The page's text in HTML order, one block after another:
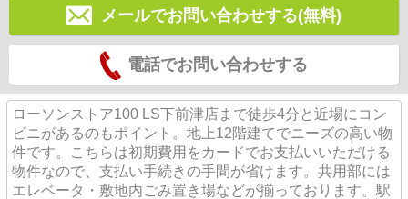
メールでお問い合わせする(無料)
電話でお問い合わせする
ローソンストア100 LS下前津店まで徒歩4分と近場にコン
ビニがあるのもポイント。地上12階建てでニーズの高い物
件です。こちらは初期費用をカードでお支払いいただける
物件なので、支払い手続きの手間が省けます。共用部には
エレベータ・敷地内ごみ置き場などが揃っております。駅